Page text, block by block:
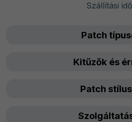
Szállítási
Patch
Kitűzők és
Patch